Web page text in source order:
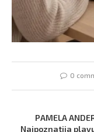
0
PAMELA
Najpoznatija